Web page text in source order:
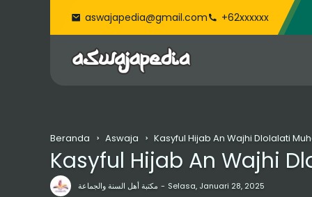
aswajapedia@gmail.com +62xxxxxx
Beranda Aswaja Kasyful Hijab An Wajhi Dlolalati
مكتبة أهل السنة والجماعة Selasa, Januari 28, 2025
Kasyful Hijab An Wajhi